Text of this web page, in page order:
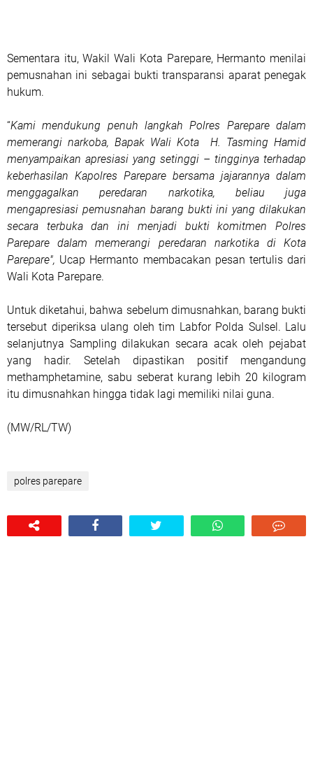
Sementara itu, Wakil Wali Kota Parepare, Hermanto menilai
pemusnahan ini sebagai bukti transparansi aparat penegak
hukum.
“Kami mendukung penuh langkah Polres Parepare dalam
memerangi narkoba, Bapak Wali Kota H. Tasming Hamid
menyampaikan apresiasi yang setinggi – tingginya terhadap
keberhasilan Kapolres Parepare bersama jajarannya dalam
menggagalkan peredaran narkotika, beliau juga
mengapresiasi pemusnahan barang bukti ini yang dilakukan
secara terbuka dan ini menjadi bukti komitmen Polres
Parepare dalam memerangi peredaran narkotika di Kota
Parepare", Ucap Hermanto membacakan pesan tertulis dari
Wali Kota Parepare.
Untuk diketahui, bahwa sebelum dimusnahkan, barang bukti
tersebut diperiksa ulang oleh tim Labfor Polda Sulsel. Lalu
selanjutnya Sampling dilakukan secara acak oleh pejabat
yang hadir. Setelah dipastikan positif mengandung
methamphetamine, sabu seberat kurang lebih 20 kilogram
itu dimusnahkan hingga tidak lagi memiliki nilai guna.
(MW/RL/TW)
polres parepare